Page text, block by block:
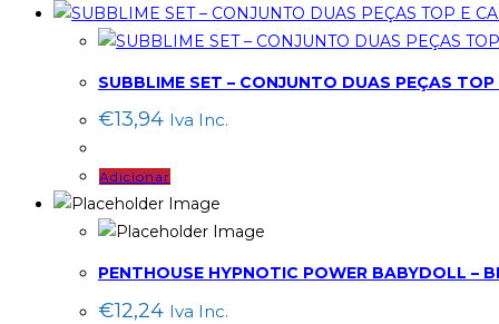
SUBBLIME SET – CONJUNTO DUAS PEÇAS
€13,94 Iva Inc.
Adicionar
PENTHOUSE HYPNOTIC POWER BABYDOLL –
€12,24 Iva Inc.